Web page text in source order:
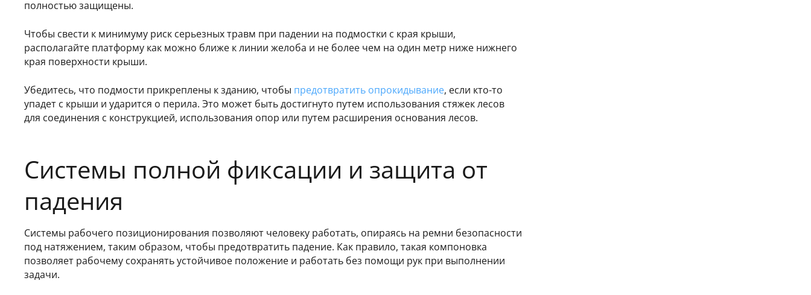
полностью защищены.
Чтобы свести к минимуму риск серьезных травм при падении на подмостки с края крыши,
располагайте платформу как можно ближе к линии желоба и не более чем на один метр ниже нижнего
края поверхности крыши.
Убедитесь, что подмости прикреплены к зданию, чтобы предотвратить опрокидывание, если кто-то
упадет с крыши и ударится о перила. Это может быть достигнуто путем использования стяжек лесов
для соединения с конструкцией, использования опор или путем расширения основания лесов.
Системы полной фиксации и защита от
падения
Системы рабочего позиционирования позволяют человеку работать, опираясь на ремни безопасности
под натяжением, таким образом, чтобы предотвратить падение. Как правило, такая компоновка
позволяет рабочему сохранять устойчивое положение и работать без помощи рук при выполнении
задачи.